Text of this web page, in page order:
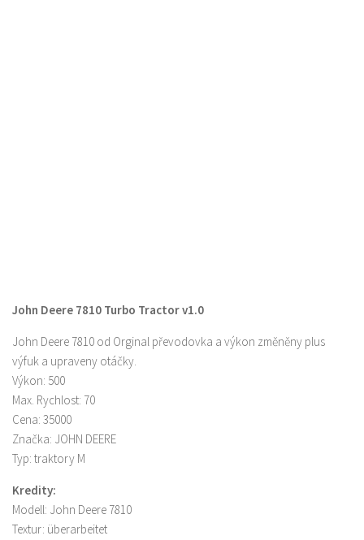
John Deere 7810 Turbo Tractor v1.0
John Deere 7810 od Orginal převodovka a výkon změněny plus
výfuk a upraveny otáčky.
Výkon: 500
Max. Rychlost: 70
Cena: 35000
Značka: JOHN DEERE
Typ: traktory M
Kredity:
Modell: John Deere 7810
Textur: überarbeitet